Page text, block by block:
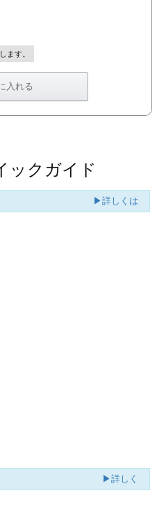
ます。
ックガイド
▶詳しくは
▶詳しく